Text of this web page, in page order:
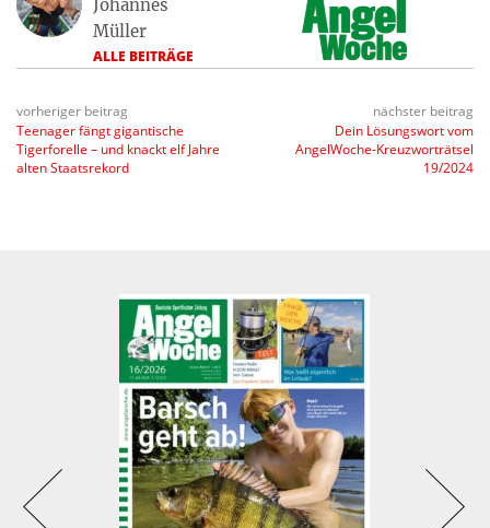
Johannes
Müller
ALLE BEITRÄGE
vorheriger beitrag
Teenager fängt gigantische
Tigerforelle – und knackt elf Jahre
alten Staatsrekord
nächster beitrag
Dein Lösungswort vom
AngelWoche-Kreuzworträtsel
19/2024